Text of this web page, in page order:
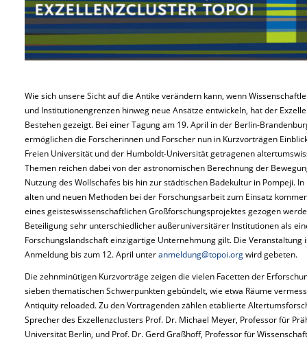
Wie sich unsere Sicht auf die Antike verändern kann, wenn
und Institutionengrenzen hinweg neue Ansätze entwickeln, hat der
Bestehen gezeigt. Bei einer Tagung am 19. April in der Berlin-
ermöglichen die Forscherinnen und Forscher nun in Kurzvorträgen
Freien Universität und der Humboldt-Universität getragenen
Themen reichen dabei von der astronomischen Berechnung der
Nutzung des Wollschafes bis hin zur städtischen Badekultur in Pompeji.
alten und neuen Methoden bei der Forschungsarbeit zum Einsatz
eines geisteswissenschaftlichen Großforschungsprojektes gezogen
Beteiligung sehr unterschiedlicher außeruniversitärer Institutionen als
Forschungslandschaft einzigartige Unternehmung gilt. Die
Anmeldung bis zum 12. April unteranmeldung@topoi.orgwird gebeten.
Die zehnminütigen Kurzvorträge zeigen die vielen Facetten der
sieben thematischen Schwerpunkten gebündelt, wie etwa Räume
Antiquity reloaded. Zu den Vortragenden zählen etablierte
Sprecher des Exzellenzclusters Prof. Dr. Michael Meyer, Professor für
Universität Berlin, und Prof. Dr. Gerd Graßhoff, Professor für